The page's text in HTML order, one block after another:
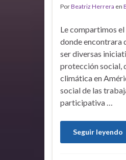
PorBeatriz Herrera en
Le compartimos
donde encontrara
ser diversas
protección social,
climática en
social de las
participativa …
Seguir leyendo